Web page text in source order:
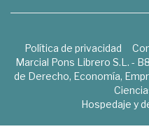
Política de privacidad
Marcial Pons Librero S.L. -
de Derecho, Economía,
Hospedaje y